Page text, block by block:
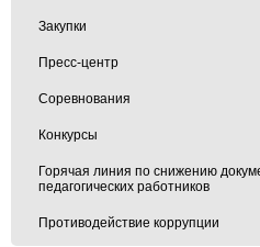
Закупки
Пресс-центр
Соревнования
Конкурсы
Горячая линия по снижению
педагогических работников
Противодействие коррупции